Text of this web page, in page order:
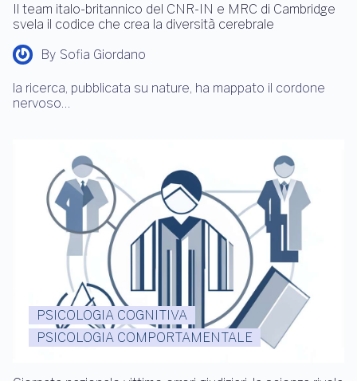
Il team italo-britannico del CNR-IN e MRC di Cambridge
svela il codice che crea la diversità cerebrale
By Sofia Giordano
la ricerca, pubblicata su nature, ha mappato il cordone
nervoso…
PSICOLOGIA COGNITIVA
PSICOLOGIA COMPORTAMENTALE